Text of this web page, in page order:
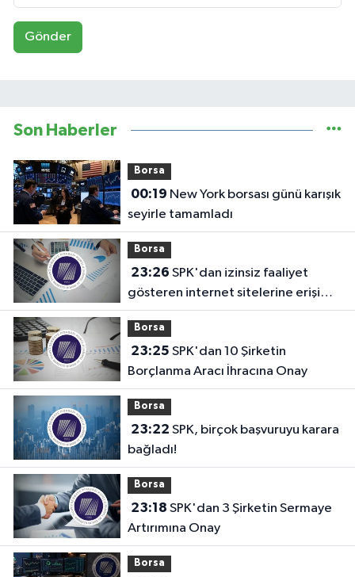
Gönder
Son Haberler
Borsa
00:19
seyirle tamamladı
Borsa
23:26
gösteren internet sitelerine erişim
engeli!
Borsa
23:25
Borçlanma Aracı İhracına Onay
Borsa
23:22
bağladı!
Borsa
23:18
Artırımına Onay
Borsa